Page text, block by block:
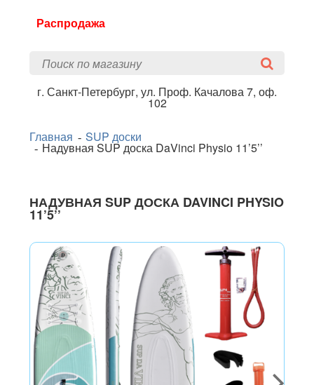
Распродажа
г. Санкт-Петербург, ул. Проф. Качалова 7, оф.
102
Главная SUP доски
Надувная SUP доска DaVinci Physio 11’5’’
НАДУВНАЯ SUP ДОСКА DAVINCI PHYSIO
11’5’’